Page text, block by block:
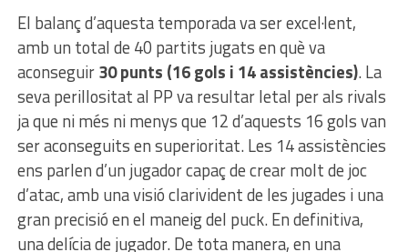
El balanç d’aquesta temporada va ser excel·lent,
amb un total de 40 partits jugats en què va
aconseguir30 punts (16 gols i 14 assistències). La
seva perillositat al PP va resultar letal per als rivals
ja que ni més ni menys que 12 d’aquests 16 gols van
ser aconseguits en superioritat. Les 14 assistències
ens parlen d’un jugador capaç de crear molt de joc
d’atac, amb una visió clarivident de les jugades i una
gran precisió en el maneig del puck. En definitiva,
una delícia de jugador. De tota manera, en una